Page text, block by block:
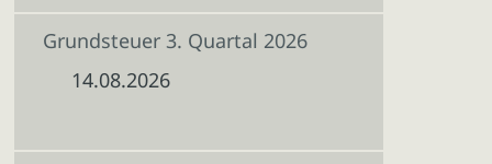
Grundsteuer 3. Quartal 2026
14.08.2026